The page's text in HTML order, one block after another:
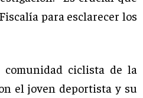
para esclarecer los
ciclista de la
el joven deportista y su